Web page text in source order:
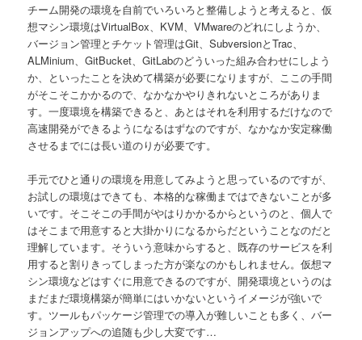
チーム開発の環境を自前でいろいろと整備しようと考えると、仮
想マシン環境はVirtualBox、KVM、VMwareのどれにしようか、
バージョン管理とチケット管理はGit、SubversionとTrac、
ALMinium、GitBucket、GitLabのどういった組み合わせにしよう
か、といったことを決めて構築が必要になりますが、ここの手間
がそこそこかかるので、なかなかやりきれないところがありま
す。一度環境を構築できると、あとはそれを利用するだけなので
高速開発ができるようになるはずなのですが、なかなか安定稼働
させるまでには長い道のりが必要です。
手元でひと通りの環境を用意してみようと思っているのですが、
お試しの環境はできても、本格的な稼働まではできないことが多
いです。そこそこの手間がやはりかかるからというのと、個人で
はそこまで用意すると大掛かりになるからだということなのだと
理解しています。そういう意味からすると、既存のサービスを利
用すると割りきってしまった方が楽なのかもしれません。仮想マ
シン環境などはすぐに用意できるのですが、開発環境というのは
まだまだ環境構築が簡単にはいかないというイメージが強いで
す。ツールもパッケージ管理での導入が難しいことも多く、バー
ジョンアップへの追随も少し大変です…